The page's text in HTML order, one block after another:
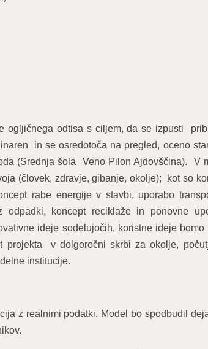
ogljičnega odtisa s ciljem, da se izpusti
in se osredotoča na pregled, oceno
(Srednja šola Veno Pilon Ajdovščina). V
(človek, zdravje, gibanje, okolje); kot so
rabe energije v stavbi, uporabo
koncept reciklaže in ponovne
ideje sodelujočih, koristne ideje bomo
projekta v dolgoročni skrbi za okolje,
institucije.
z realnimi podatki. Model bo spodbudil